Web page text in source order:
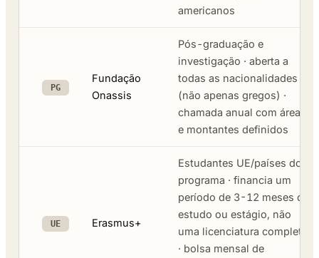
americanos
PG
Fundação
Onassis
Pós-graduação e
investigação · aberta a
todas as nacionalidades
(não apenas gregos) ·
chamada anual com áreas
e montantes definidos
UE Erasmus+
Estudantes UE/países do
programa · financia um
período de 3-12 meses de
estudo ou estágio, não
uma licenciatura completa
· bolsa mensal de